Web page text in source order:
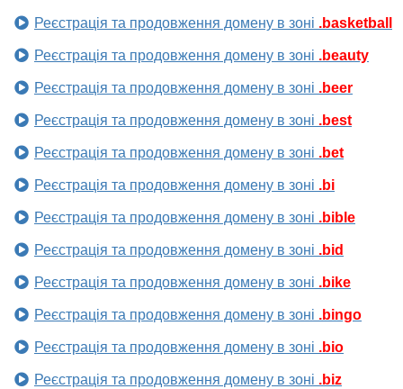
Реєстрація та продовження домену в зоні .basketball
Реєстрація та продовження домену в зоні .beauty
Реєстрація та продовження домену в зоні .beer
Реєстрація та продовження домену в зоні .best
Реєстрація та продовження домену в зоні .bet
Реєстрація та продовження домену в зоні .bi
Реєстрація та продовження домену в зоні .bible
Реєстрація та продовження домену в зоні .bid
Реєстрація та продовження домену в зоні .bike
Реєстрація та продовження домену в зоні .bingo
Реєстрація та продовження домену в зоні .bio
Реєстрація та продовження домену в зоні .biz